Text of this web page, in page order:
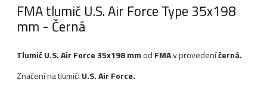
FMA tlumič U.S. Air Force Type 35x198
mm - Černá
Tlumič U.S. Air Force 35x198 mmod FMAv provedeníčerná.
Značení na tlumiči U.S. Air Force.